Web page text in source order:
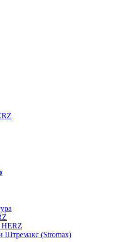
HERZ
Штремакс (Stromax)